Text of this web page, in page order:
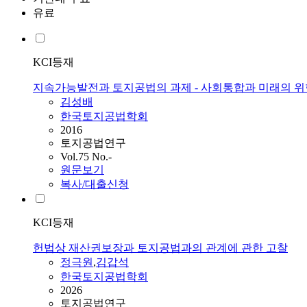
유료
KCI등재
지속가능발전과 토지공법의 과제 - 사회통합과 미래의
김성배
한국토지공법학회
2016
토지공법연구
Vol.75 No.-
원문보기
복사/대출신청
KCI등재
헌법상 재산권보장과 토지공법과의 관계에 관한 고찰
정극원,김갑석
한국토지공법학회
2026
토지공법연구